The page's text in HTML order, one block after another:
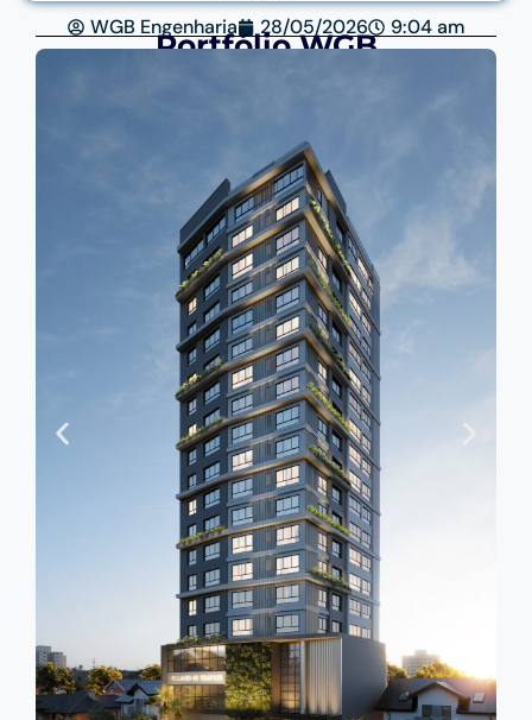
WGB Engenharia 28/05/2026 9:04 am
Portfólio WGB